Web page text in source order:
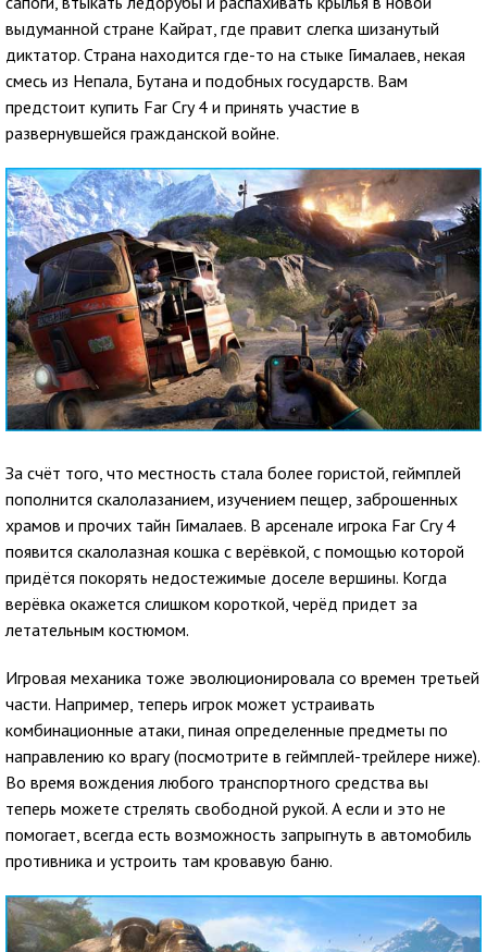
выдуманной стране Кайрат, где правит слегка шизанутый
диктатор. Страна находится где-то на стыке Гималаев, некая
смесь из Непала, Бутана и подобных государств. Вам
предстоит купить Far Cry 4 и принять участие в
развернувшейся гражданской войне.
За счёт того, что местность стала более гористой, геймплей
пополнится скалолазанием, изучением пещер, заброшенных
храмов и прочих тайн Гималаев. В арсенале игрока Far Cry 4
появится скалолазная кошка с верёвкой, с помощью которой
придётся покорять недостежимые доселе вершины. Когда
верёвка окажется слишком короткой, черёд придет за
летательным костюмом.
Игровая механика тоже эволюционировала со времен третьей
части. Например, теперь игрок может устраивать
комбинационные атаки, пиная определенные предметы по
направлению ко врагу (посмотрите в геймплей-трейлере ниже).
Во время вождения любого транспортного средства вы
теперь можете стрелять свободной рукой. А если и это не
помогает, всегда есть возможность запрыгнуть в автомобиль
противника и устроить там кровавую баню.